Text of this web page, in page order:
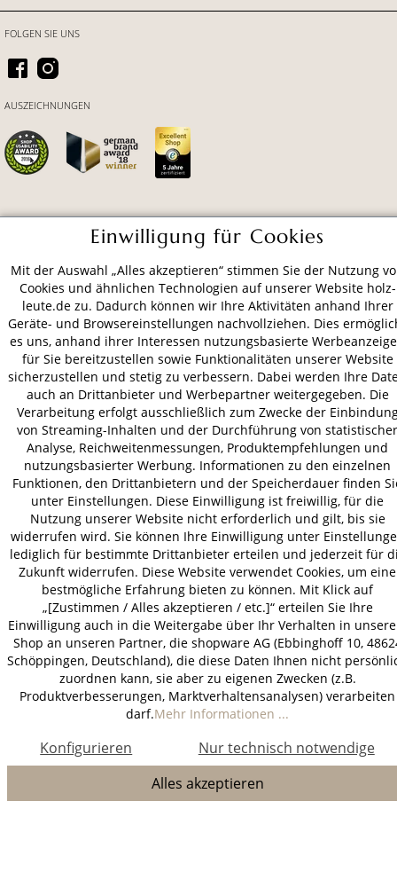
FOLGEN SIE UNS
AUSZEICHNUNGEN
AGB Datenschutz
Impressum
© 2026 HOLZ-LEUTE
* Alle Preise inkl. gesetzl. Mehrwertsteuer zzgl.
Versandkosten
Einwilligung für Cookies
Mit der Auswahl „Alles akzeptieren“ stimmen Sie der Nutzung
Cookies und ähnlichen Technologien auf unserer Website holz-
leute.de zu. Dadurch können wir Ihre Aktivitäten anhand Ihrer
Geräte- und Browsereinstellungen nachvollziehen. Dies
es uns, anhand ihrer Interessen nutzungsbasierte
für Sie bereitzustellen sowie Funktionalitäten unserer Website
sicherzustellen und stetig zu verbessern. Dabei werden Ihre
auch an Drittanbieter und Werbepartner weitergegeben. Die
Verarbeitung erfolgt ausschließlich zum Zwecke der
von Streaming-Inhalten und der Durchführung von statistischer
Analyse, Reichweitenmessungen, Produktempfehlungen und
nutzungsbasierter Werbung. Informationen zu den einzelnen
Funktionen, den Drittanbietern und der Speicherdauer finden
unter Einstellungen. Diese Einwilligung ist freiwillig, für die
Nutzung unserer Website nicht erforderlich und gilt, bis sie
widerrufen wird. Sie können Ihre Einwilligung unter
lediglich für bestimmte Drittanbieter erteilen und jederzeit für
Zukunft widerrufen. Diese Website verwendet Cookies, um eine
bestmögliche Erfahrung bieten zu können. Mit Klick auf
„[Zustimmen / Alles akzeptieren / etc.]“ erteilen Sie Ihre
Einwilligung auch in die Weitergabe über Ihr Verhalten in
Shop an unseren Partner, die shopware AG (Ebbinghoff 10,
Schöppingen, Deutschland), die diese Daten Ihnen nicht
zuordnen kann, sie aber zu eigenen Zwecken (z.B.
Produktverbesserungen, Marktverhaltensanalysen) verarbeiten
darf.Mehr Informationen ...
Nur technisch notwendige
Konfigurieren
Alles akzeptieren